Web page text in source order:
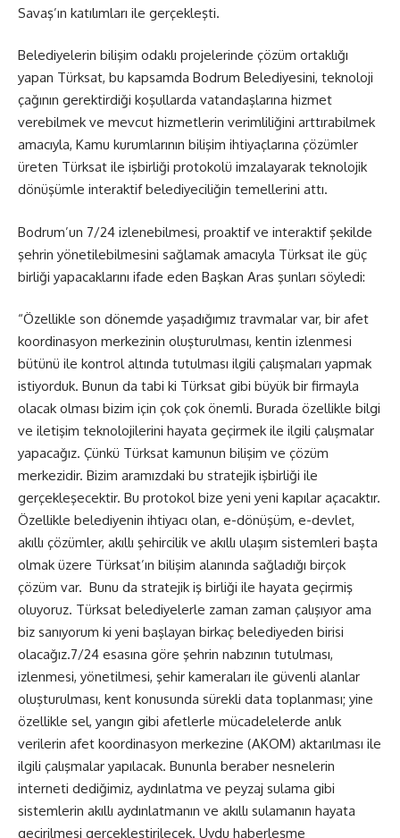
Savaş’ın katılımları ile gerçekleşti.
Belediyelerin bilişim odaklı projelerinde çözüm ortaklığı
yapan Türksat, bu kapsamda Bodrum Belediyesini, teknoloji
çağının gerektirdiği koşullarda vatandaşlarına hizmet
verebilmek ve mevcut hizmetlerin verimliliğini arttırabilmek
amacıyla, Kamu kurumlarının bilişim ihtiyaçlarına çözümler
üreten Türksat ile işbirliği protokolü imzalayarak teknolojik
dönüşümle interaktif belediyeciliğin temellerini attı.
Bodrum’un 7/24 izlenebilmesi, proaktif ve interaktif şekilde
şehrin yönetilebilmesini sağlamak amacıyla Türksat ile güç
birliği yapacaklarını ifade eden Başkan Aras şunları söyledi:
“Özellikle son dönemde yaşadığımız travmalar var, bir afet
koordinasyon merkezinin oluşturulması, kentin izlenmesi
bütünü ile kontrol altında tutulması ilgili çalışmaları yapmak
istiyorduk. Bunun da tabi ki Türksat gibi büyük bir firmayla
olacak olması bizim için çok çok önemli. Burada özellikle bilgi
ve iletişim teknolojilerini hayata geçirmek ile ilgili çalışmalar
yapacağız. Çünkü Türksat kamunun bilişim ve çözüm
merkezidir. Bizim aramızdaki bu stratejik işbirliği ile
gerçekleşecektir. Bu protokol bize yeni yeni kapılar açacaktır.
Özellikle belediyenin ihtiyacı olan, e-dönüşüm, e-devlet,
akıllı çözümler, akıllı şehircilik ve akıllı ulaşım sistemleri başta
olmak üzere Türksat’ın bilişim alanında sağladığı birçok
çözüm var. Bunu da stratejik iş birliği ile hayata geçirmiş
oluyoruz. Türksat belediyelerle zaman zaman çalışıyor ama
biz sanıyorum ki yeni başlayan birkaç belediyeden birisi
olacağız.7/24 esasına göre şehrin nabzının tutulması,
izlenmesi, yönetilmesi, şehir kameraları ile güvenli alanlar
oluşturulması, kent konusunda sürekli data toplanması; yine
özellikle sel, yangın gibi afetlerle mücadelelerde anlık
verilerin afet koordinasyon merkezine (AKOM) aktarılması ile
ilgili çalışmalar yapılacak. Bununla beraber nesnelerin
interneti dediğimiz, aydınlatma ve peyzaj sulama gibi
sistemlerin akıllı aydınlatmanın ve akıllı sulamanın hayata
geçirilmesi gerçekleştirilecek. Uydu haberleşme